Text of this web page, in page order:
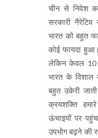
चीन से निवेश
सरकारी
भारत को बहुत
कोई फायदा
लेकिन केवल 10
भारत के विशाल
बहुत उकेरी
क्रयशक्ति
ऊंचाइयों पर
उपभोग बढ़ने की